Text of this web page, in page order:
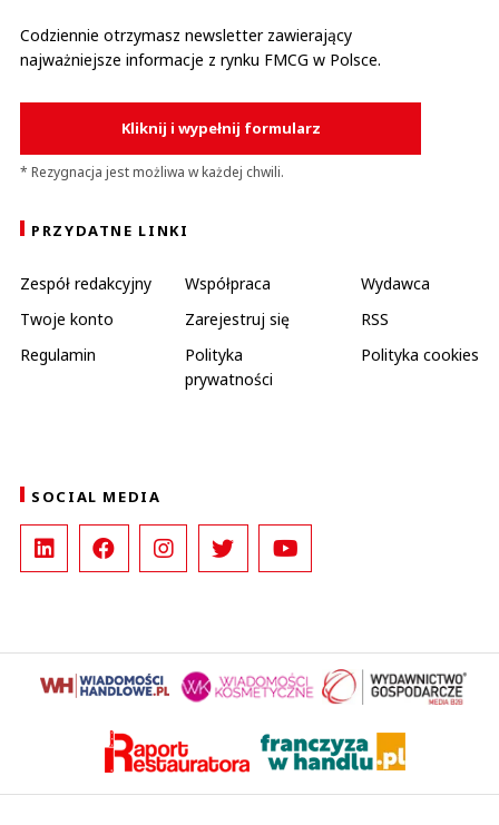
Codziennie otrzymasz newsletter zawierający
najważniejsze informacje z rynku FMCG w Polsce.
Kliknij i wypełnij formularz
* Rezygnacja jest możliwa w każdej chwili.
PRZYDATNE LINKI
Zespół redakcyjny Współpraca
Wydawca
Twoje konto
Zarejestruj się
RSS
Regulamin
Polityka
prywatności
Polityka cookies
SOCIAL MEDIA